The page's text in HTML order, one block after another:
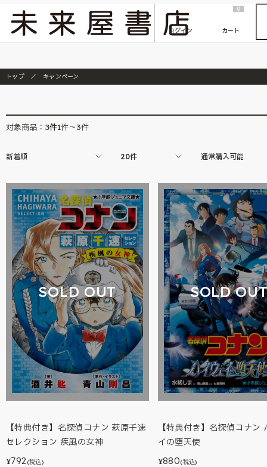
『ONE PIECE magazine 021 ONE PIECEカード付き同梱版』発売延期のご案内
ログイン
0
カート
トップ キャンペーン
対象商品： 3件1件～3件
新着順 20件 通常購入可能
SOLD OUT
【特典付き】名探偵コナン 萩原千速
セレクション 疾風の女神
¥792(税込)
SOLD
【特典付き】名探偵コナン
イの堕天使
¥880(税込)